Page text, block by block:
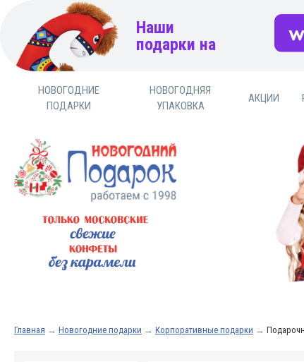
Наши
подарки на
НОВОГОДНИЕ
ПОДАРКИ
НОВОГОДНЯЯ
УПАКОВКА
АКЦИИ
Главная → Новогодние подарки → Корпоративные подарки →